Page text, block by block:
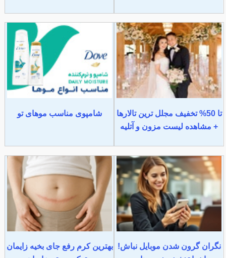
تا 50% تخفیف مجلل ترین تالارها
+ مشاهده لیست مزون و آتلیه
شامپوی مناسب موهای تو
نگران گرون شدن موبایل نباش!
بهترین کرم رفع جای بخیه زایمان